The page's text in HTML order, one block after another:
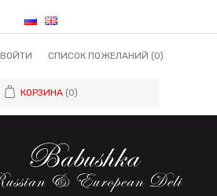
ВОЙТИ СПИСОК ПОЖЕЛАНИЙ (0)
КОРЗИНА (0)